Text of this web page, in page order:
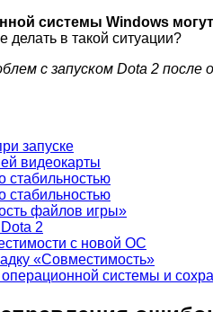
системы Windows
делать в такой ситуации?
с запуском Dota 2
запуске
видеокарты
стабильностью
стабильностью
файлов игры»
2
с новой ОС
«Совместимость»
системы и